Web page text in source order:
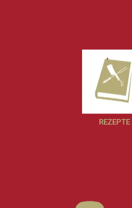
REZEPTE